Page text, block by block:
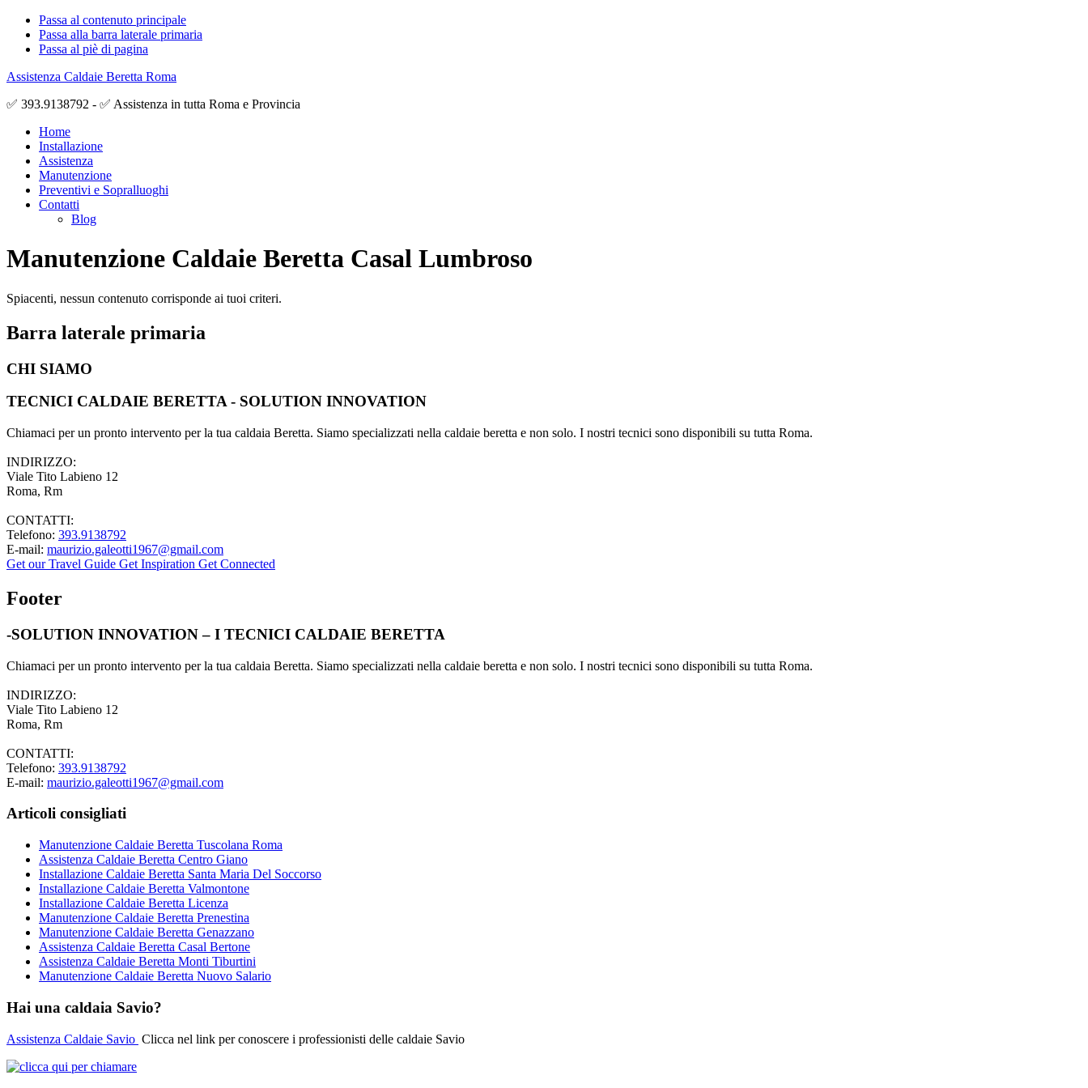
Passa al contenuto principale
Passa alla barra laterale primaria
Passa al piè di pagina
Assistenza Caldaie Beretta Roma
✅ 393.9138792 - ✅ Assistenza in tutta Roma e Provincia
Home
Installazione
Assistenza
Manutenzione
Preventivi e Sopralluoghi
Contatti
Blog
Manutenzione Caldaie Beretta Casal Lumbroso
Spiacenti, nessun contenuto corrisponde ai tuoi criteri.
Barra laterale primaria
CHI SIAMO
TECNICI CALDAIE BERETTA - SOLUTION INNOVATION
Chiamaci per un pronto intervento per la tua caldaia Beretta. Siamo specializzati nella caldaie beretta e non solo. I nostri tecnici sono disponibili su tutta Roma.
INDIRIZZO:
Viale Tito Labieno 12
Roma, Rm
CONTATTI:
Telefono: 393.9138792
E-mail: maurizio.galeotti1967@gmail.com
Get our Travel Guide Get Inspiration Get Connected
Footer
-SOLUTION INNOVATION – I TECNICI CALDAIE BERETTA
Chiamaci per un pronto intervento per la tua caldaia Beretta. Siamo specializzati nella caldaie beretta e non solo. I nostri tecnici sono disponibili su tutta Roma.
INDIRIZZO:
Viale Tito Labieno 12
Roma, Rm
CONTATTI:
Telefono: 393.9138792
E-mail: maurizio.galeotti1967@gmail.com
Articoli consigliati
Manutenzione Caldaie Beretta Tuscolana Roma
Assistenza Caldaie Beretta Centro Giano
Installazione Caldaie Beretta Santa Maria Del Soccorso
Installazione Caldaie Beretta Valmontone
Installazione Caldaie Beretta Licenza
Manutenzione Caldaie Beretta Prenestina
Manutenzione Caldaie Beretta Genazzano
Assistenza Caldaie Beretta Casal Bertone
Assistenza Caldaie Beretta Monti Tiburtini
Manutenzione Caldaie Beretta Nuovo Salario
Hai una caldaia Savio?
Assistenza Caldaie Savio Clicca nel link per conoscere i professionisti delle caldaie Savio